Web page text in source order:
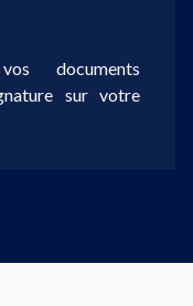
documents
sur votre